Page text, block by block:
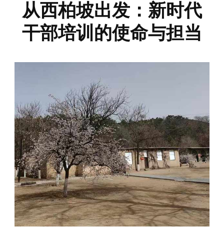
从西柏坡出发：新时代
干部培训的使命与担当